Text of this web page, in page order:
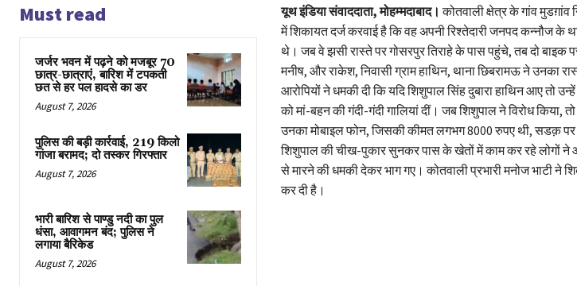
Must read
जर्जर भवन में पढ़ने को मजबूर 70
छात्र-छात्राएं, बारिश में टपकती
छत से हर पल हादसे का डर
August 7, 2026
पुलिस की बड़ी कार्रवाई, 219 किलो
गांजा बरामद; दो तस्कर गिरफ्तार
August 7, 2026
भारी बारिश से पाण्डु नदी का पुल
धंसा, आवागमन बंद; पुलिस ने
लगाया बैरिकेड
August 7, 2026
यूथ इंडिया संवाददाता, मोहम्मदाबाद। कोतवाली क्षेत्र के गांव मुडग़ांव
में शिकायत दर्ज करवाई है कि वह अपनी रिश्तेदारी जनपद कन्नौज के
थे। जब वे झसी रास्ते पर गोसरपुर तिराहे के पास पहुंचे, तब दो
मनीष, और राकेश, निवासी ग्राम हाथिन, थाना छिबरामऊ ने उनका
आरोपियों ने धमकी दी कि यदि शिशुपाल सिंह दुबारा हाथिन आए तो
को मां-बहन की गंदी-गंदी गालियां दीं। जब शिशुपाल ने विरोध किया,
उनका मोबाइल फोन, जिसकी कीमत लगभग 8000 रुपए थी, सडक़
शिशुपाल की चीख-पुकार सुनकर पास के खेतों में काम कर रहे लोगों ने
से मारने की धमकी देकर भाग गए। कोतवाली प्रभारी मनोज भाटी ने
कर दी है।